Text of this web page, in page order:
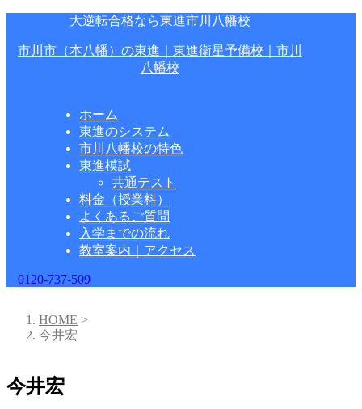
大逆転合格なら東進市川八幡校
市川市（本八幡）の東進｜東進衛星予備校｜市川
八幡校
ホーム
東進のシステム
市川八幡校の特色
東進模試
共通テスト
料金（授業料）
よくあるご質問
入学までの流れ
教室案内｜アクセス
0120-737-509
HOME >
今井宏
今井宏